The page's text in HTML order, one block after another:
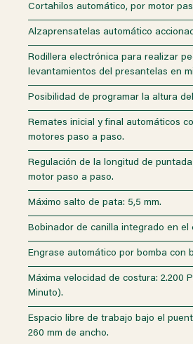
Cortahilos automático, por motor
Alzaprensatelas automático
Rodillera electrónica para realizar
levantamientos del presantelas en
Posibilidad de programar la altura
Remates inicial y final automáticos
motores paso a paso.
Regulación de la longitud de
motor paso a paso.
Máximo salto de pata: 5,5 mm.
Bobinador de canilla integrado en el
Engrase automático por bomba con
Máxima velocidad de costura: 2.200
Minuto).
Espacio libre de trabajo bajo el
260 mm de ancho.